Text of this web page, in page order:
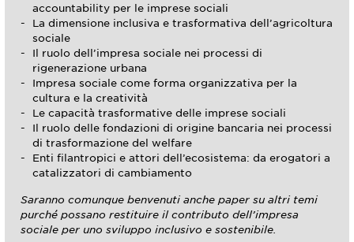
accountability per le imprese sociali
La dimensione inclusiva e trasformativa dell’agricoltura
sociale
Il ruolo dell’impresa sociale nei processi di
rigenerazione urbana
Impresa sociale come forma organizzativa per la
cultura e la creatività
Le capacità trasformative delle imprese sociali
Il ruolo delle fondazioni di origine bancaria nei processi
di trasformazione del welfare
Enti filantropici e attori dell’ecosistema: da erogatori a
catalizzatori di cambiamento
Saranno comunque benvenuti anche paper su altri temi
purché possano restituire il contributo dell’impresa
sociale per uno sviluppo inclusivo e sostenibile.